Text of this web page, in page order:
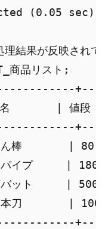
(0.05 sec)
結果が反映され
品リスト;
名       | 値段
棒       |
イプ     |
ット     |
刀       |